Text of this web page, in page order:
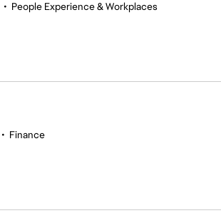
• People Experience & Workplaces
• Finance